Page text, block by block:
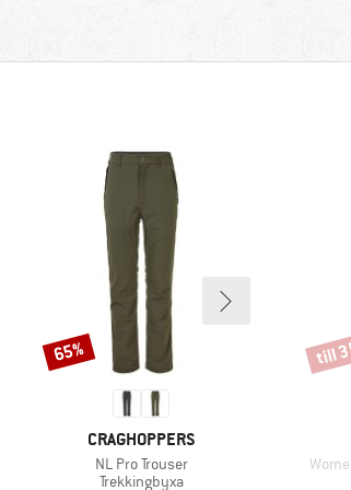
VARUMÄRKE
CRAGHOPPERS
Produkter
NL Pro Trouser
Produktgrupp
Trekkingbyxa
Rabatt
65% till